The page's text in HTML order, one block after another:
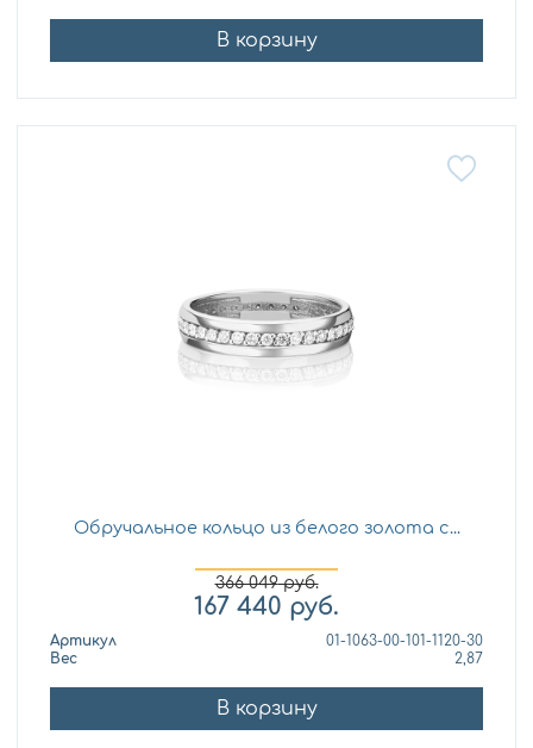
В корзину
Обручальное кольцо из белого золота с...
366 049руб.
167 440 руб.
Артикул
01-1063-00-101-1120-30
Вес
2,87
В корзину